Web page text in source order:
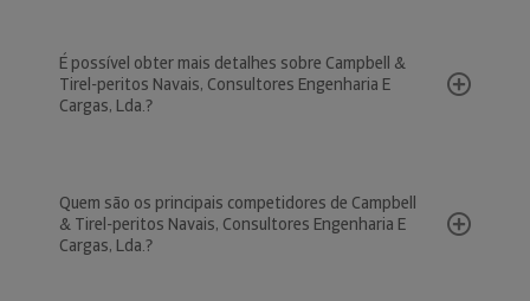
É possível obter mais detalhes sobre Campbell &
Tirel-peritos Navais, Consultores Engenharia E
Cargas, Lda.?
Quem são os principais competidores de Campbell
& Tirel-peritos Navais, Consultores Engenharia E
Cargas, Lda.?